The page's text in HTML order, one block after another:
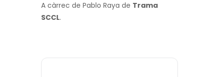
A càrrec de Pablo Raya de Trama
SCCL.